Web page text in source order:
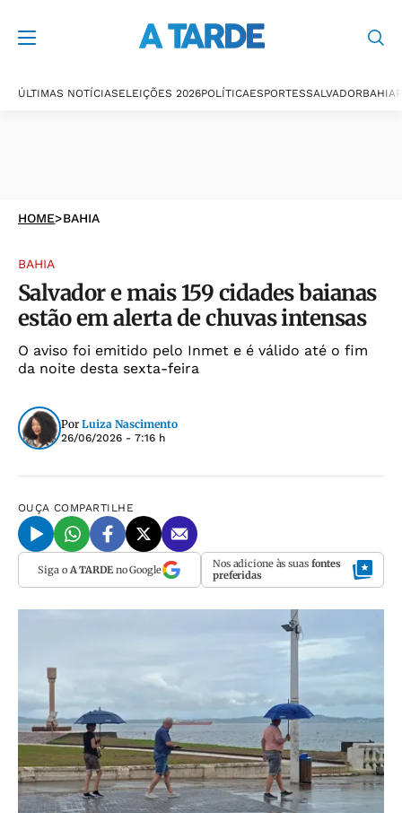
ÚLTIMAS NOTÍCIASELEIÇÕES 2026POLÍTICAESPORTESSALVADORBAHIA
HOME>BAHIA
BAHIA
Salvador e mais 159 cidades baianas
estão em alerta de chuvas intensas
O aviso foi emitido pelo Inmet e é válido até o fim
da noite desta sexta-feira
Por Luiza Nascimento
26/06/2026 - 7:16 h
OUÇA COMPARTILHE
Siga o A TARDEno Google Nos adicione às suas fontes
preferidas